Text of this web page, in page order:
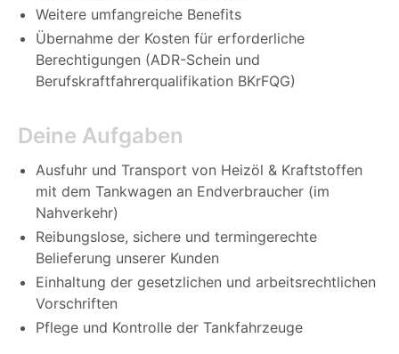
Weitere umfangreiche Benefits
Übernahme der Kosten für erforderliche
Berechtigungen (ADR-Schein und
Berufskraftfahrerqualifikation BKrFQG)
Deine Aufgaben
Ausfuhr und Transport von Heizöl & Kraftstoffen
mit dem Tankwagen an Endverbraucher (im
Nahverkehr)
Reibungslose, sichere und termingerechte
Belieferung unserer Kunden
Einhaltung der gesetzlichen und arbeitsrechtlichen
Vorschriften
Pflege und Kontrolle der Tankfahrzeuge